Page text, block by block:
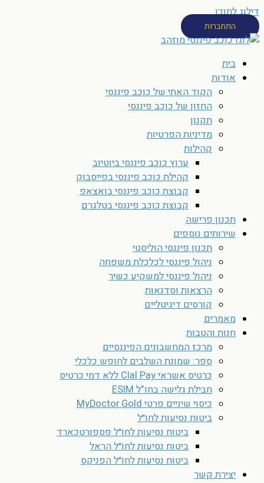
דילוג לתוכן
התחברות
בית
אודות
הקוד האתי של כוכב פיננסי
החזון של כוכב פיננסי
תקנון
מדיניות הפרטיות
קהילות
ערוץ כוכב פיננסי ביוטיוב
קהילת כוכב פיננסי בפייסבוק
קבוצת כוכב פיננסי בואצאפ
קבוצת כוכב פיננסי בטלגרם
תכנון פרישה
שירותים נוספים
תכנון פיננסי הוליסטי
ניהול פיננסי לכלכלת משפחה
ניהול פיננסי למשקיע כשיר
הרצאות וסדנאות
קורסים דיגיטליים
מאמרים
חנות והטבות
מרכז המחשבונים הפיננסיים
ספר: שמונת השלבים לחופש כלכלי
כרטיס אשראי Clal Pay ללא דמי כרטיס
חבילת גלישה בחו”ל ESIM
כיסוי שיניים פרטי MyDoctor Gold
ביטוח נסיעות לחו״ל
ביטוח נסיעות לחו״ל פספורטכארד
ביטוח נסיעות לחו״ל הראל
ביטוח נסיעות לחו״ל הפניקס
יצירת קשר